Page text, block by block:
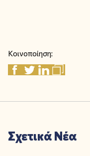
Κοινοποίηση:
Σχετικά Νέα